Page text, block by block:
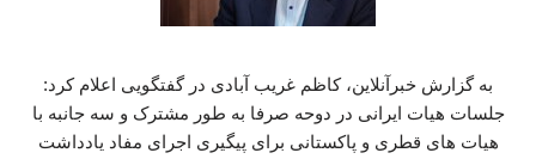
به گزارش خبرآنلاین، کاظم غریب آبادی در گفتگویی اعلام کرد:
جلسات هیات ایرانی در دوحه صرفا به طور مشترک و سه جانبه با
هیات های قطری و پاکستانی برای پیگیری اجرای مفاد یادداشت